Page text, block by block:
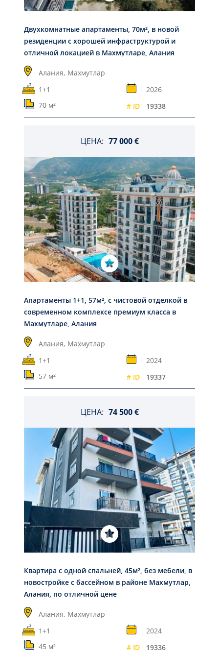
Двухкомнатные апартаменты, 70м², в новой
резиденции с хорошей инфраструктурой и
отличной локацией в Махмутларе, Алания
Алания, Махмутлар
1+1
2026
70 м²
# ID 19338
ЦЕНА: 77 000 €
Апартаменты 1+1, 57м², с чистовой отделкой в
современном комплексе премиум класса в
Махмутларе, Алания
Алания, Махмутлар
1+1
2024
57 м²
# ID 19337
ЦЕНА: 74 500 €
Квартира с одной спальней, 45м², без мебели, в
новостройке с бассейном в районе Махмутлар,
Алания, по отличной цене
Алания, Махмутлар
1+1
2024
45 м²
# ID 19336